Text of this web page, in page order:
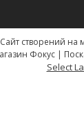
Сайт створений на
FOQUS.COM.UA ● Інтернет магазин Фокус |
Select